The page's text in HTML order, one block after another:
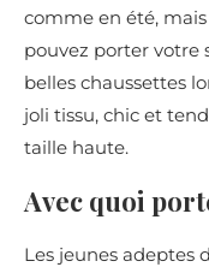
comme en été,
pouvez porter votre
belles chaussettes
joli tissu, chic et
taille haute.
Avec quoi
Les jeunes adeptes